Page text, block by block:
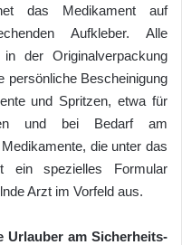
das Medikament auf
Aufkleber. Alle
der Originalverpackung
persönliche Bescheinigung
und Spritzen, etwa für
und bei Bedarf am
die unter das
ein spezielles Formular
Arzt im Vorfeld aus.
Urlauber am Sicherheits-